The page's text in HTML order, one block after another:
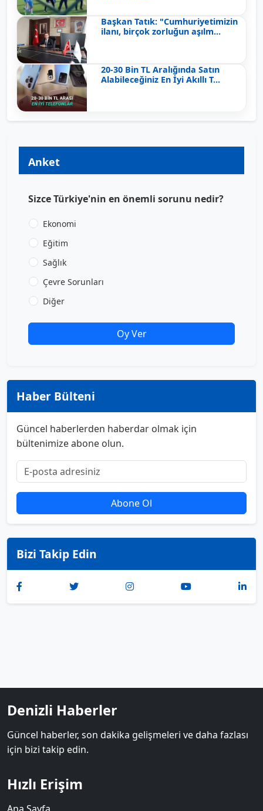
Başkan Tatık: "Cumhuriyetimizin
ilanı, birçok zorluğun aşılm...
20-30 Bin TL Aralığında Satın
Alabileceğiniz En İyi Akıllı T...
Anket
Sizce Türkiye'nin en önemli sorunu nedir?
Ekonomi
Eğitim
Sağlık
Çevre Sorunları
Diğer
Oy Ver
Haber Bülteni
Güncel haberlerden haberdar olmak için
bültenimize abone olun.
Abone Ol
Bizi Takip Edin
Denizli Haberler
Güncel haberler, son dakika gelişmeleri ve daha fazlası
için bizi takip edin.
Hızlı Erişim